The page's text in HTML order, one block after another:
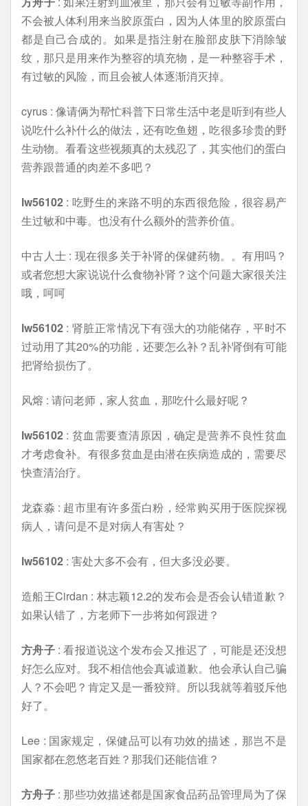
不会被人体利用来当胶原蛋白，因为人体里的胶原蛋白
都是自己合成的。如果是指注射在脸部皮肤下消除皱
纹，那只是用来作为整容的填充物，是一种整容手术，
有过敏的风险，而且会被人体逐渐消灭掉。
cyrus : 像请俩为帮忙科普下日常生活中老是听到有些人
说吃什么补什么的做法，还有吃鱼翅，吃很多珍贵的野
生动物。看看这些视频真的太残忍了，其实他们的蛋白
营养跟普通的肉差不多吧？
lw56102 : 吃野生的来路不明的东西很危险，很容易产
生过敏和中毒。也没有什么额外的营养价值。
中古人士 : 现在很多关于补肾的保健药物。。有用吗？
或者您想大家说说什么食物补肾？这个问题大家很关注
哦，呵呵
lw56102 : 肾脏正常情况下有强大的功能储存，平时不
过动用了其20%的功能，还要怎么补？乱补肾倒有可能
把肾给损伤了。
风熔 : 请问老师，家人贫血，那吃什么最好呢？
lw56102 : 贫血需要查清原因，确定是营养不良性贫血
才考虑食补。有很多贫血是由潜在疾病造成的，需要尽
快查清治疗。
龙森淼 : 超市里有许多蛋白粉，经常购买用于医院探视
病人，请问是不是对病人有害处？
lw56102 : 害处大多不会有，但大多没必要。
造船王Cirdan : 林志颖12.2的发布会是否会认错道歉？
如果认错了，方老师下一步将如何跟进？
方舟子: 看报道说这个发布会又推迟了，可能是还没想
好怎么应对。我不相信他会真诚道歉。他会承认自己骗
人？不会吧？肯定又是一番狡辩。所以我就等着驳斥他
好了。
Lee : 国家规定，保健品可以有功效的描述，那岂不是
国家都在忽悠老百姓？那我们还能信谁？
方舟子: 那些功效描述都是国家食品药品管理局为了保